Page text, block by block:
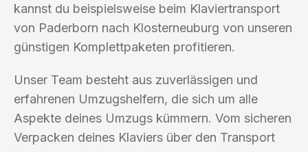
kannst du beispielsweise beim Klaviertransport
von Paderborn nach Klosterneuburg von unseren
günstigen Komplettpaketen profitieren.
Unser Team besteht aus zuverlässigen und
erfahrenen Umzugshelfern, die sich um alle
Aspekte deines Umzugs kümmern. Vom sicheren
Verpacken deines Klaviers über den Transport